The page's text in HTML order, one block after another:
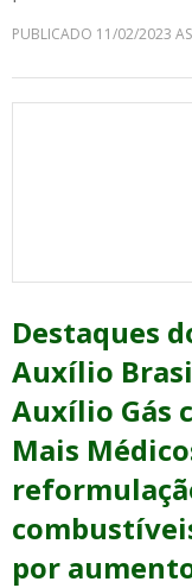
PUBLICADO 11/02/2023
Destaques
Auxílio
Auxílio Gás
Mais
por